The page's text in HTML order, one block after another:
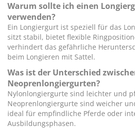
Warum sollte ich einen
verwenden?
Ein Longiergurt ist speziell für das
sitzt stabil, bietet flexible
verhindert das gefährliche
beim Longieren mit Sattel.
Was ist der Unterschied
Neoprenlongiergurten?
Nylonlongiergurte sind leichter und
Neoprenlongiergurte sind weicher
ideal für empfindliche Pferde oder
Ausbildungsphasen.